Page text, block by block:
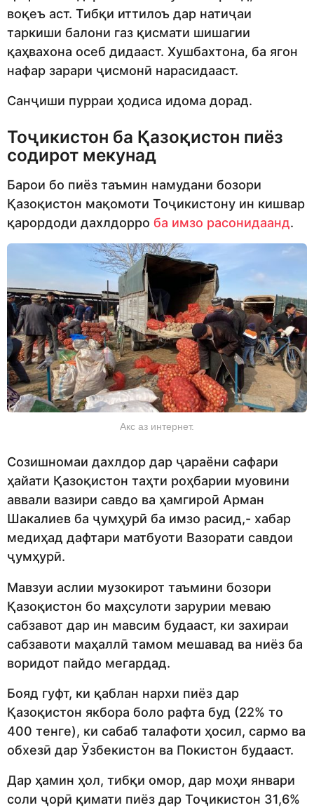
воқеъ аст. Тибқи иттилоъ дар натиҷаи
таркиши балони газ қисмати шишагии
қаҳвахона осеб дидааст. Хушбахтона, ба ягон
нафар зарари ҷисмонӣ нарасидааст.
Санҷиши пурраи ҳодиса идома дорад.
Тоҷикистон ба Қазоқистон пиёз
содирот мекунад
Барои бо пиёз таъмин намудани бозори
Қазоқистон мақомоти Тоҷикистону ин кишвар
қарордоди дахлдорро ба имзо расонидаанд.
Акс аз интернет.
Созишномаи дахлдор дар ҷараёни сафари
ҳайати Қазоқистон таҳти роҳбарии муовини
аввали вазири савдо ва ҳамгироӣ Арман
Шакалиев ба ҷумҳурӣ ба имзо расид,- хабар
медиҳад дафтари матбуоти Вазорати савдои
ҷумҳурӣ.
Мавзуи аслии музокирот таъмини бозори
Қазоқистон бо маҳсулоти зарурии меваю
сабзавот дар ин мавсим будааст, ки захираи
сабзавоти маҳаллӣ тамом мешавад ва ниёз ба
воридот пайдо мегардад.
Бояд гуфт, ки қаблан нархи пиёз дар
Қазоқистон якбора боло рафта буд (22% то
400 тенге), ки сабаб талафоти ҳосил, сармо ва
обхезӣ дар Ӯзбекистон ва Покистон будааст.
Дар ҳамин ҳол, тибқи омор, дар моҳи январи
соли ҷорӣ қимати пиёз дар Тоҷикистон 31,6%